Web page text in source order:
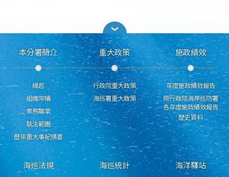
本分署簡介
緣起
組織架構
業務職掌
執法範圍
歷年重大事紀摘要
重大政策
行政院重大政策
海巡署重大政策
施政績效
年度施政績效報告
原行政院海岸巡防署
各年度施政績效報告
歷史資料
海巡法規 海巡統計 海洋驛站